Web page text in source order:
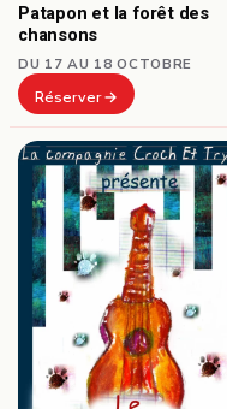
Patapon et la forêt des
chansons
DU 17 AU 18 OCTOBRE
Réserver